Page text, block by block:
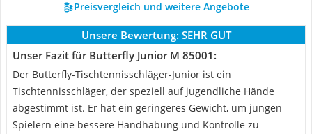
Preisvergleich und weitere Angebote
Unsere Bewertung: SEHR GUT
Unser Fazit für Butterfly Junior M 85001:
Der Butterfly-Tischtennisschläger-Junior ist ein
Tischtennisschläger, der speziell auf jugendliche Hände
abgestimmt ist. Er hat ein geringeres Gewicht, um jungen
Spielern eine bessere Handhabung und Kontrolle zu